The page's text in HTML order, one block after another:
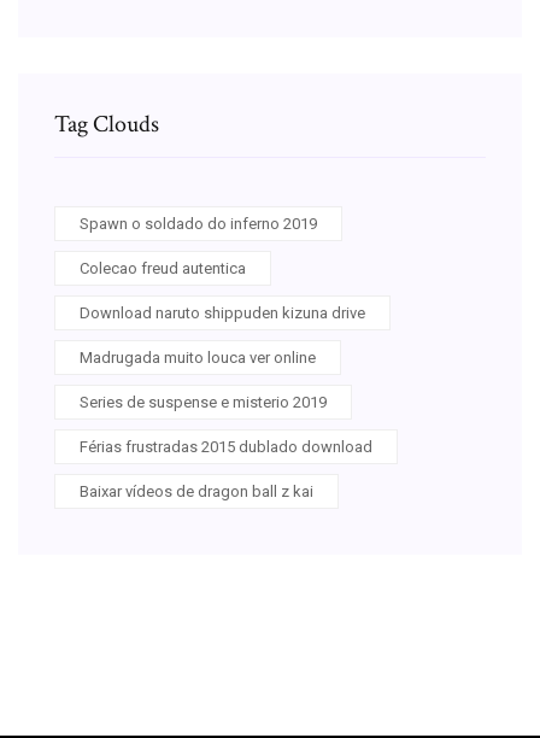
Tag Clouds
Spawn o soldado do inferno 2019
Colecao freud autentica
Download naruto shippuden kizuna drive
Madrugada muito louca ver online
Series de suspense e misterio 2019
Férias frustradas 2015 dublado download
Baixar vídeos de dragon ball z kai